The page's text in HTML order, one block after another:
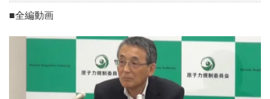
■全編動画